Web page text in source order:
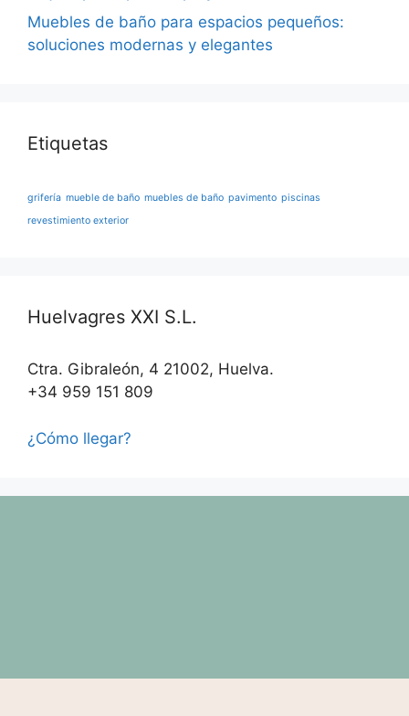
Muebles de baño para espacios pequeños:
soluciones modernas y elegantes
Etiquetas
grifería mueble de baño muebles de baño pavimento piscinas
revestimiento exterior
Huelvagres XXI S.L.
Ctra. Gibraleón, 4 21002, Huelva.
+34 959 151 809
¿Cómo llegar?